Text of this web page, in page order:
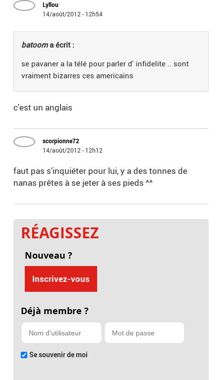
Lyllou
14/août/2012 - 12h54
batooma écrit :
se pavaner a la télé pour parler d' infidelite .. sont
vraiment bizarres ces americains
c'est un anglais
scorpionne72
14/août/2012 - 12h12
faut pas s'inquiéter pour lui, y a des tonnes de
nanas prêtes à se jeter à ses pieds ^^
RÉAGISSEZ
Nouveau ?
Inscrivez-vous
Déjà membre ?
Se souvenir de moi